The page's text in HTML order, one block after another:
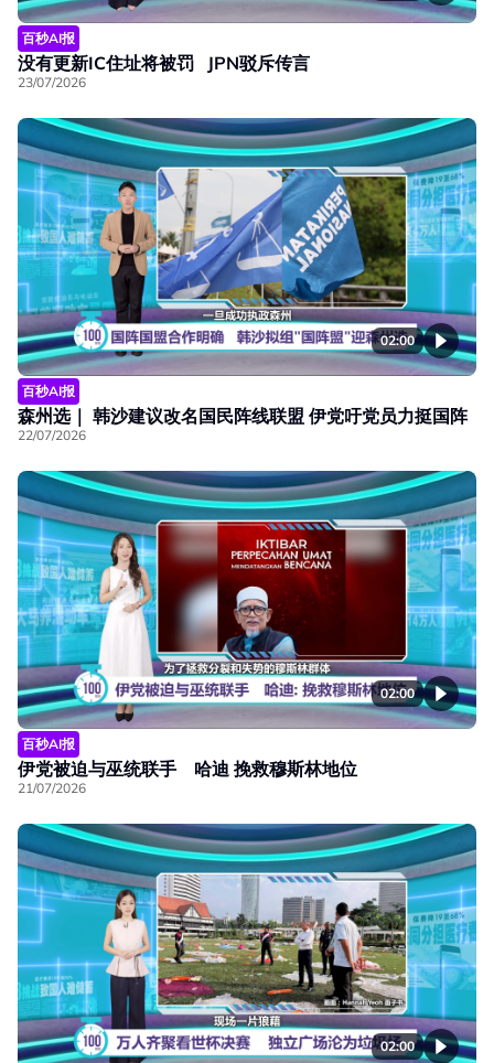
百秒AI报
没有更新IC住址将被罚 JPN驳斥传言
23/07/2026
02:00
百秒AI报
森州选｜ 韩沙建议改名国民阵线联盟 伊党吁党员力挺国阵
22/07/2026
02:00
百秒AI报
伊党被迫与巫统联手 哈迪 挽救穆斯林地位
21/07/2026
02:00